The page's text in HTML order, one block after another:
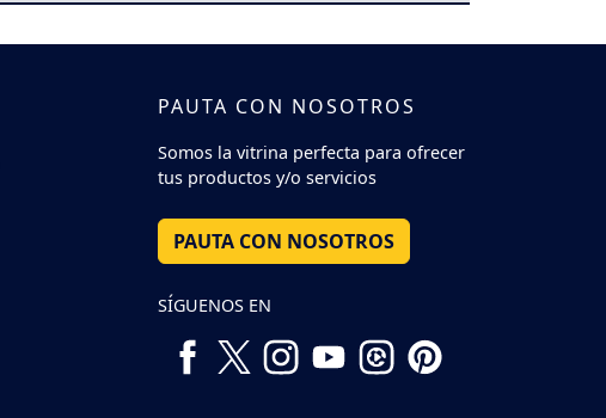
PAUTA CON NOSOTROS
Somos la vitrina perfecta para ofrecer
tus productos y/o servicios
PAUTA CON NOSOTROS
SÍGUENOS EN